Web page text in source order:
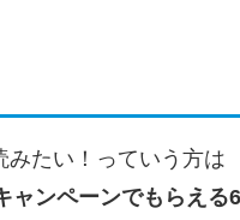
みたい！っていう方は
ャンペーンでもらえる